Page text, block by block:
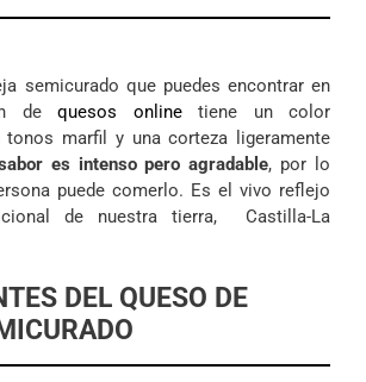
semicurado que puedes encontrar en
dequesos onlinetiene un color
tonos marfil y una corteza ligeramente
es intenso pero agradable, por lo
puede comerlo. Es el vivo reflejo
de nuestra tierra, Castilla-La
DEL QUESO DE